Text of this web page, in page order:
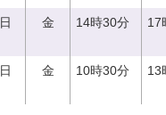
金 14時30分 17
金 10時30分 13